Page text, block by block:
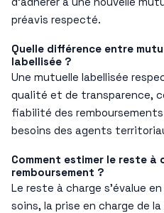
préavis respecté.
Quelle différence entre
labellisée ?
Une mutuelle labellisée
qualité et de transparence,
fiabilité des
besoins des agents
Comment estimer le reste à
remboursement ?
Le reste à charge s’évalue
soins, la prise en charge de